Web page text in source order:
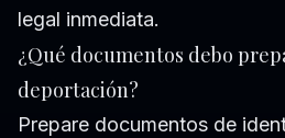
legal inmediata.
¿Qué documentos debo
deportación?
Prepare documentos de